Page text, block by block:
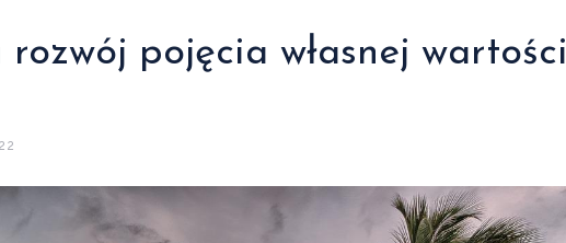
rozwój pojęcia własnej wartości